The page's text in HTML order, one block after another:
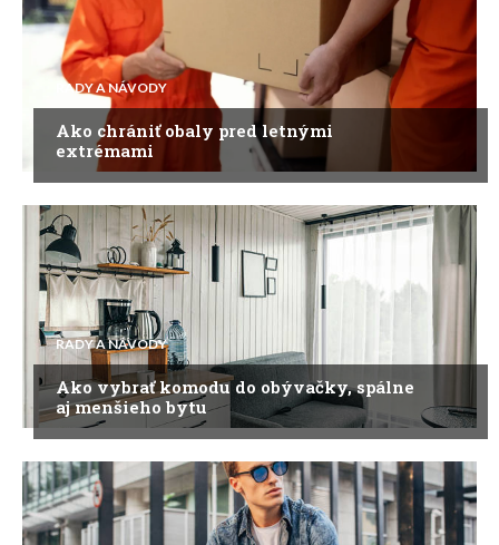
RADY A NÁVODY
Ako chrániť obaly pred letnými
extrémami
RADY A NÁVODY
Ako vybrať komodu do obývačky, spálne
aj menšieho bytu